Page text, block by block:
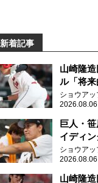
新着記事
山崎隆
ル「将
任せられ
て」
ショウア
2026.08.06
巨人・
イディ
「一歩
ショウア
2026.08.06
山崎隆